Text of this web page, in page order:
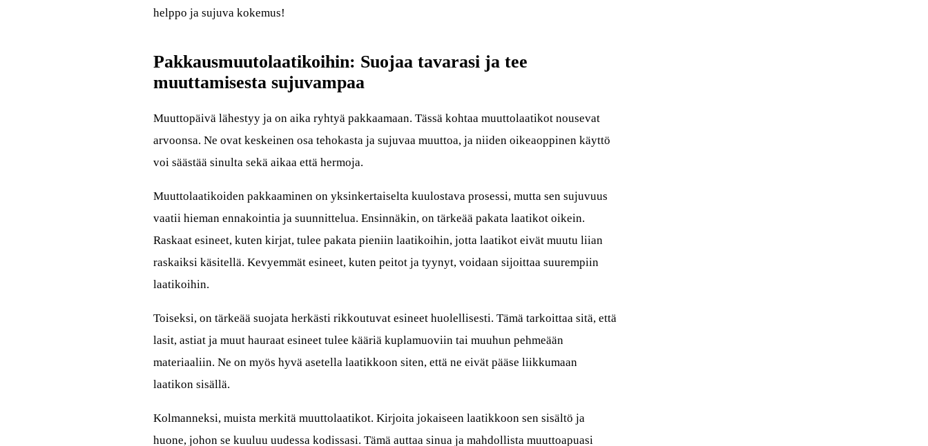
helppo ja sujuva kokemus!
Pakkausmuutolaatikoihin: Suojaa tavarasi ja tee
muuttamisesta sujuvampaa
Muuttopäivä lähestyy ja on aika ryhtyä pakkaamaan. Tässä kohtaa muuttolaatikot nousevat
arvoonsa. Ne ovat keskeinen osa tehokasta ja sujuvaa muuttoa, ja niiden oikeaoppinen käyttö
voi säästää sinulta sekä aikaa että hermoja.
Muuttolaatikoiden pakkaaminen on yksinkertaiselta kuulostava prosessi, mutta sen sujuvuus
vaatii hieman ennakointia ja suunnittelua. Ensinnäkin, on tärkeää pakata laatikot oikein.
Raskaat esineet, kuten kirjat, tulee pakata pieniin laatikoihin, jotta laatikot eivät muutu liian
raskaiksi käsitellä. Kevyemmät esineet, kuten peitot ja tyynyt, voidaan sijoittaa suurempiin
laatikoihin.
Toiseksi, on tärkeää suojata herkästi rikkoutuvat esineet huolellisesti. Tämä tarkoittaa sitä, että
lasit, astiat ja muut hauraat esineet tulee kääriä kuplamuoviin tai muuhun pehmeään
materiaaliin. Ne on myös hyvä asetella laatikkoon siten, että ne eivät pääse liikkumaan
laatikon sisällä.
Kolmanneksi, muista merkitä muuttolaatikot. Kirjoita jokaiseen laatikkoon sen sisältö ja
huone, johon se kuuluu uudessa kodissasi. Tämä auttaa sinua ja mahdollista muuttoapuasi